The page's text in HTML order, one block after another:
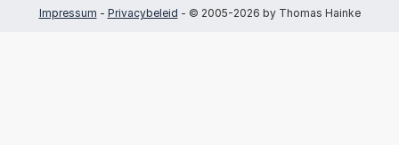
Impressum - Privacybeleid - © 2005-2026 by Thomas Hainke